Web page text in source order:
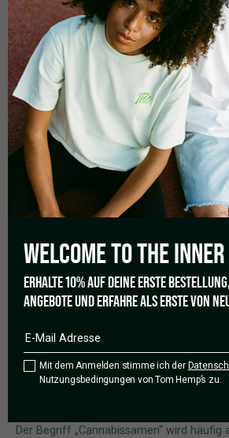
Einordnung je nach Land unterschiedlich
BEGRIFFSERKLÄRUNG
Sie sind die Samen der Cannabispflanze,
Eigenschaften darauf ausgelegt sind,
höheren THC-Gehalt hervorzubringen.
aus gezielten Züchtungen, bei denen
Cannabinoid-Gehalt, Wachstum oder
Vordergrund stehen.
Im Gegensatz zu Nutzhanf, der auf
THC-Gehalt gezüchtet wird, sind THC-
andere Eigenschaften ausgerichtet. Die
Unterschiede zeigen sich jedoch erst in
WAS SIND CANNABISSAMEN?
Cannabissamen ist ein übergeordneter
der Cannabispflanze. Dazu zählen sowohl
Je nach genetischer Ausrichtung können
unterschiedliche Pflanzen entstehen.
Varianten auf einen höheren THC-Gehalt
Der Begriff „Cannabissamen“ wird
WELCOME TO THE
ERHALTE 10% AUF DEINE ERSTE
ANGEBOTE UND ERFAHRE ALS ERSTE VON
Mit dem Anmelden stimme ich der
Nutzungsbedingungen von Tom Hemp’s zu.